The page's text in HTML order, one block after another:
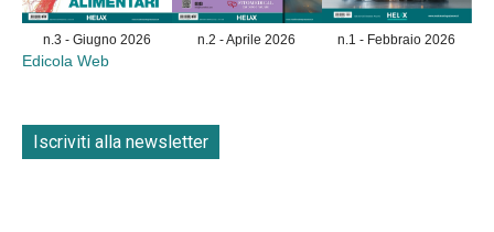
n.3 - Giugno 2026 n.2 - Aprile 2026 n.1 - Febbraio 2026
Edicola Web
Iscriviti alla newsletter